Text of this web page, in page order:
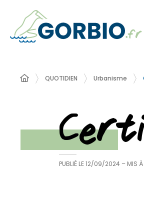
QUOTIDIEN Urbanisme
PUBLIÉ LE12/09/2024 – MIS À